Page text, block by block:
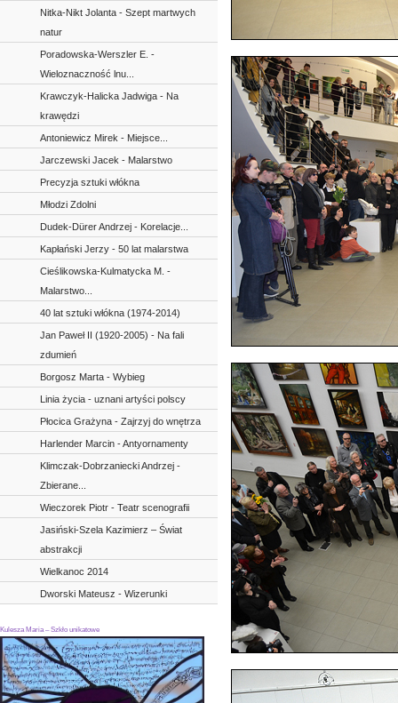
Nitka-Nikt Jolanta - Szept martwych
natur
Poradowska-Werszler E. -
Wieloznaczność lnu...
Krawczyk-Halicka Jadwiga - Na
krawędzi
Antoniewicz Mirek - Miejsce...
Jarczewski Jacek - Malarstwo
Precyzja sztuki włókna
Młodzi Zdolni
Dudek-Dürer Andrzej - Korelacje...
Kapłański Jerzy - 50 lat malarstwa
Cieślikowska-Kulmatycka M. -
Malarstwo...
40 lat sztuki włókna (1974-2014)
Jan Paweł II (1920-2005) - Na fali
zdumień
Borgosz Marta - Wybieg
Linia życia - uznani artyści polscy
Płocica Grażyna - Zajrzyj do wnętrza
Harlender Marcin - Antyornamenty
Klimczak-Dobrzaniecki Andrzej -
Zbierane...
Wieczorek Piotr - Teatr scenografii
Jasiński-Szela Kazimierz – Świat
abstrakcji
Wielkanoc 2014
Dworski Mateusz - Wizerunki
Kulesza Maria – Szkło unikatowe